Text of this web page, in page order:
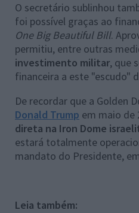
O secretário sublinhou
foi possível graças ao
One Big Beautiful Bill.
permitiu, entre outras
investimento militar, que
financeira a este "escudo"
De recordar que a Golden
Donald Trump em maio de
direta na Iron Dome
estará totalmente
mandato do Presidente,
Leia também: